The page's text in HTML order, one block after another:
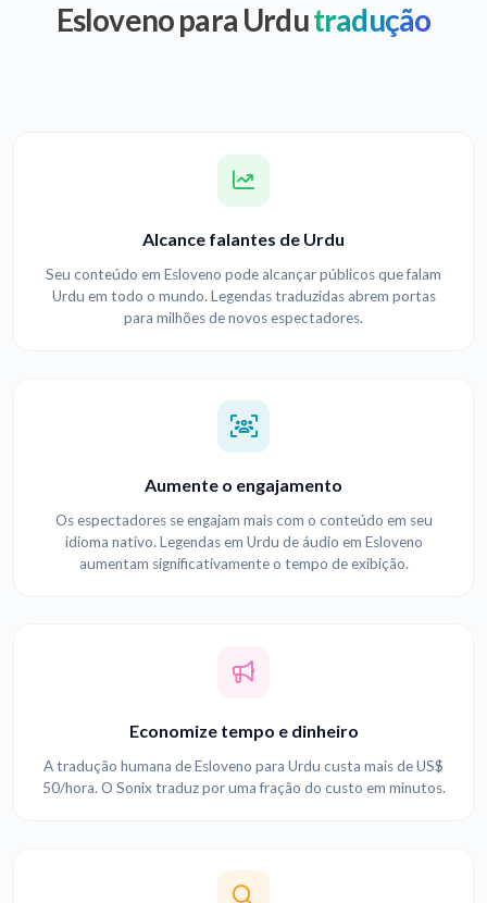
Esloveno para Urdutradução
Alcance falantes de Urdu
Seu conteúdo em Esloveno pode alcançar públicos que falam
Urdu em todo o mundo. Legendas traduzidas abrem portas
para milhões de novos espectadores.
Aumente o engajamento
Os espectadores se engajam mais com o conteúdo em seu
idioma nativo. Legendas em Urdu de áudio em Esloveno
aumentam significativamente o tempo de exibição.
Economize tempo e dinheiro
A tradução humana de Esloveno para Urdu custa mais de US$
50/hora. O Sonix traduz por uma fração do custo em minutos.